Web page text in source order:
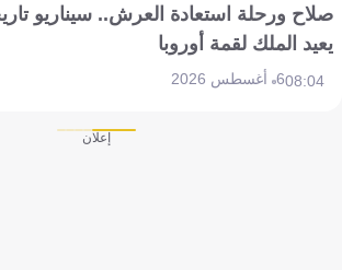
صلاح ورحلة استعادة العرش.. سيناريو
يعيد الملك لقمة أوروبا
08:046 أغسطس 2026
إعلان